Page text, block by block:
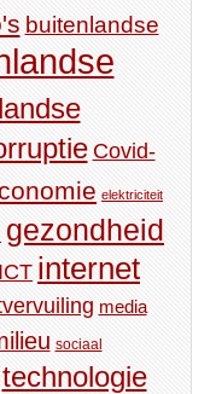
buitenlandse
Covid-
elektriciteit
gezondheid
ICT internet
media
sociaal
technologie